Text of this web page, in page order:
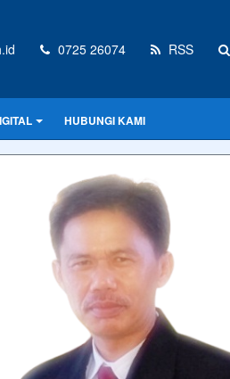
0725 26074 RSS
HUBUNGI KAMI